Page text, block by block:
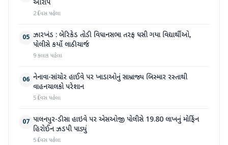
આરોપ
2 દિવસ પહેલા
05 ઝારખંડ : બેરિકેડ તોડી વિધાનસભા તરફ ધસી ગયા વિદ્યાર્થીઓ,
પોલીસે કર્યો લાઠીચાર્જ
9 કલાક પહેલા
06 નેનાવા-સાંચોર હાઈવે પર ખાડાઓનું સામ્રાજ્ય બિસ્માર રસ્તાથી
વાહનચાલકો પરેશાન
5 દિવસ પહેલા
07 પાલનપુર-ડીસા હાઇવે પર એસઓજી પોલીસે 19.80 લાખનું મોર્ફિન
હિરોઈન ઝડપી પાડ્યું
5 દિવસ પહેલા